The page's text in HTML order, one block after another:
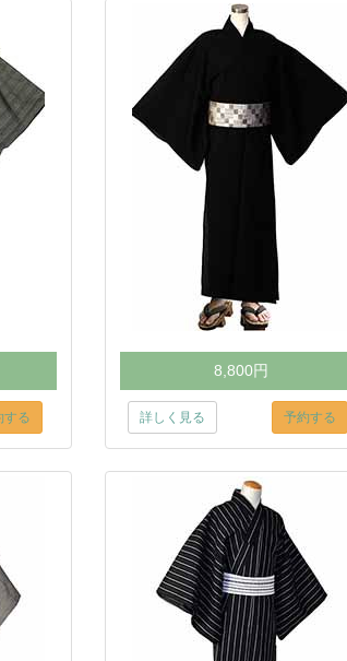
する
8,800円
詳しく見る 予約する